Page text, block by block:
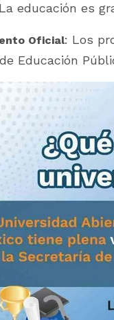
educación es
Oficial: Los
Educación